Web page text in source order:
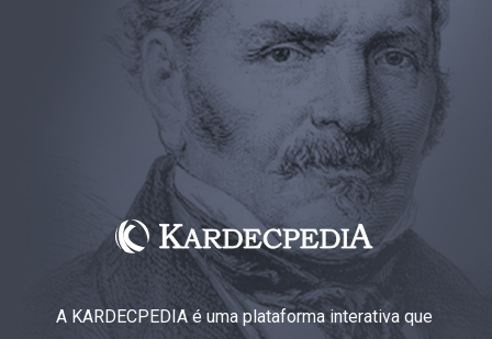
A KARDECPEDIA é uma plataforma interativa que